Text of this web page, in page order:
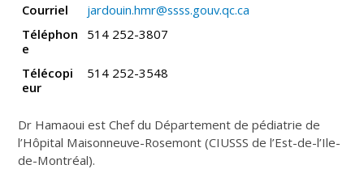
Courriel
jardouin.hmr@ssss.gouv.qc.ca
Téléphon
e
514 252-3807
Télécopi
eur
514 252-3548
Dr Hamaoui est Chef du Département de pédiatrie de
l’Hôpital Maisonneuve-Rosemont (CIUSSS de l’Est-de-l’Ile-
de-Montréal).